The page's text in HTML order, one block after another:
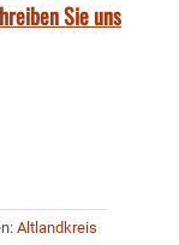
Sie uns
Altlandkreis